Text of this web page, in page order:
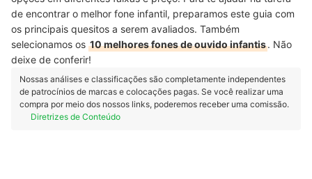
de encontrar o melhor fone infantil, preparamos este guia com
os principais quesitos a serem avaliados. Também
selecionamos os 10 melhores fones de ouvido infantis. Não
deixe de conferir!
Nossas análises e classificações são completamente independentes
de patrocínios de marcas e colocações pagas. Se você realizar uma
compra por meio dos nossos links, poderemos receber uma comissão.
Diretrizes de Conteúdo